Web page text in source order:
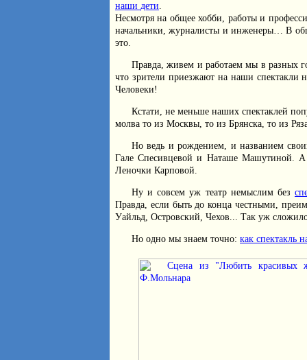
наши дети.
Несмотря на общее хобби, работы и
начальники, журналисты и инженеры… В
это.
Правда, живем и работаем мы в разных
что зрители приезжают на наши
Человеки!
Кстати, не меньше наших спектаклей
молва то из Москвы, то из Брянска, то из
Но ведь и рождением, и названием
Гале Спесивцевой и Наташе Машутиной. А
Леночки Карповой.
Ну и совсем уж театр немыслим без
Правда, если быть до конца честными,
Уайльд, Островский, Чехов... Так уж
Но одно мы знаем точно: как спектакль